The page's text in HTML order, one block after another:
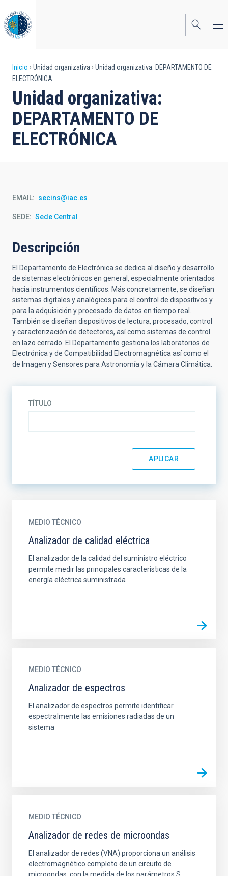
al
contenido
principal
Sobrescribir
enlaces
de
ayuda
a
Inicio Unidad organizativa
Unidad organizativa: DEPARTAMENTO DE
ELECTRÓNICA
Unidad organizativa:
DEPARTAMENTO DE
ELECTRÓNICA
EMAIL secins@iac.es
SEDE Sede Central
Descripción
El Departamento de Electrónica se dedica al diseño y desarrollo
de sistemas electrónicos en general, especialmente orientados
hacia instrumentos científicos. Más concretamente, se diseñan
sistemas digitales y analógicos para el control de dispositivos y
para la adquisición y procesado de datos en tiempo real.
También se diseñan dispositivos de lectura, procesado, control
y caracterización de detectores, así como sistemas de control
en lazo cerrado. El Departamento gestiona los laboratorios de
Electrónica y de Compatibilidad Electromagnética así como el
de Imagen y Sensores para Astronomía y la Cámara Climática.
TÍTULO
MEDIO TÉCNICO
Analizador de calidad eléctrica
El analizador de la calidad del suministro eléctrico
permite medir las principales características de la
energía eléctrica suministrada
MEDIO TÉCNICO
Analizador de espectros
El analizador de espectros permite identificar
espectralmente las emisiones radiadas de un
sistema
MEDIO TÉCNICO
Analizador de redes de microondas
El analizador de redes (VNA) proporciona un análisis
electromagnético completo de un circuito de